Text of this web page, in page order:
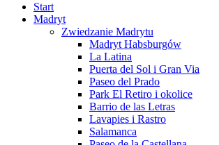
Start
Madryt
Zwiedzanie Madrytu
Madryt Habsburgów
La Latina
Puerta del Sol i Gran Via
Paseo del Prado
Park El Retiro i okolice
Barrio de las Letras
Lavapies i Rastro
Salamanca